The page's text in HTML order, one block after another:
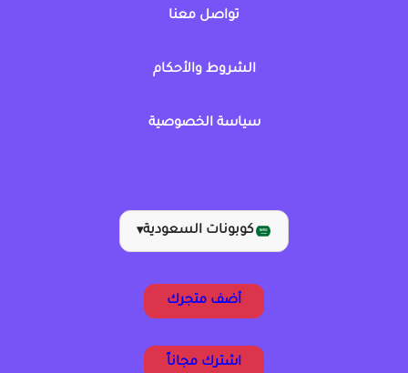
تواصل معنا
الشروط والأحكام
سياسة الخصوصية
كوبونات السعودية▾
أضف متجرك
اشترك مجاناً